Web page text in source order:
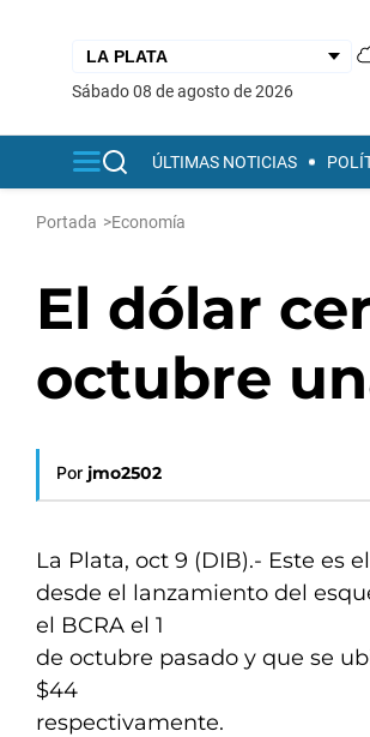
sábado 08 de agosto de 2026
ÚLTIMAS NOTICIAS
Portada >Economía
El dólar
octubre
Por jmo2502
La Plata, oct 9 (DIB).- Este es
desde el lanzamiento del
el BCRA el 1
de octubre pasado y que se
$44
respectivamente.